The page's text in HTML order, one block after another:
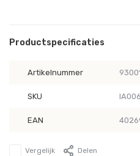
Productspecificaties
Artikelnummer
SKU
EAN
Vergelijk Delen